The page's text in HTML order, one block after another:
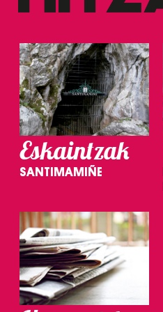
Eskaintzak
SANTIMAMIÑE